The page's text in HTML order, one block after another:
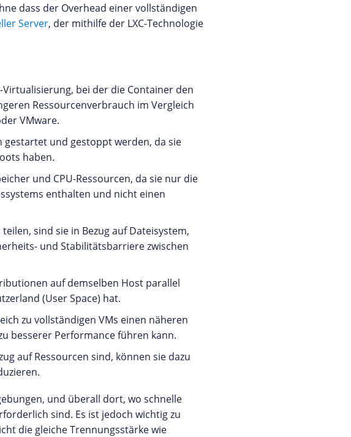
dass der Overhead einer vollständigen
Server, der mithilfe der LXC-Technologie
Virtualisierung, bei der die Container den
Ressourcenverbrauch im Vergleich
VMware.
gestartet und gestoppt werden, da sie
haben.
und CPU-Ressourcen, da sie nur die
enthalten und nicht einen
sind sie in Bezug auf Dateisystem,
und Stabilitätsbarriere zwischen
auf demselben Host parallel
(User Space) hat.
zu vollständigen VMs einen näheren
besserer Performance führen kann.
auf Ressourcen sind, können sie dazu
und überall dort, wo schnelle
sind. Es ist jedoch wichtig zu
die gleiche Trennungsstärke wie